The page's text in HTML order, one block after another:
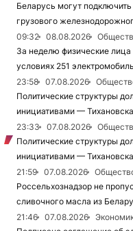
Беларусь могут
грузового
09:32
08.08.2026
За неделю физические
условиях 251 электромобиль
23:58
07.08.2026
Политические структуры
инициативами —
23:33
07.08.2026
Политические структуры
инициативами —
21:59
07.08.2026
Россельхознадзор не
сливочного масла из
21:46
07.08.2026